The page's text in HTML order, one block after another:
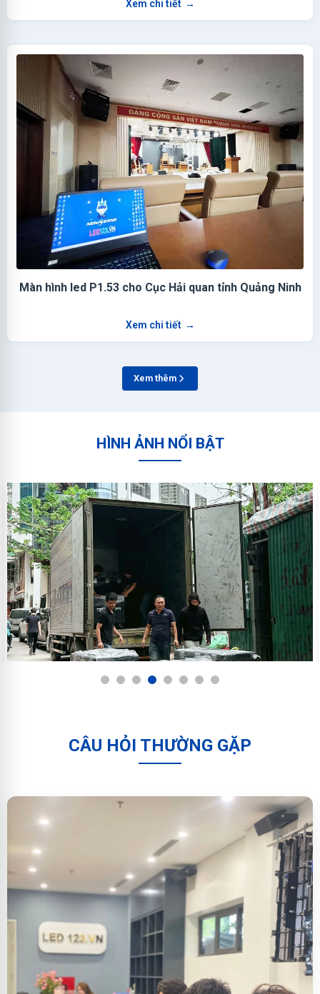
Xem chi tiết →
Màn hình led P1.53 cho Cục Hải quan tỉnh Quảng Ninh
Xem chi tiết →
Xem thêm
HÌNH ẢNH NỔI BẬT
1 2 3 4 5 6 7 8
CÂU HỎI THƯỜNG GẶP